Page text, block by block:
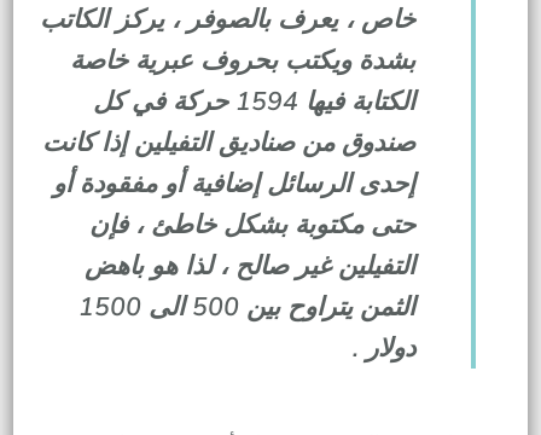
خاص ، يعرف بالصوفر ، يركز الكاتب
بشدة ويكتب بحروف عبرية خاصة
الكتابة فيها 1594 حركة في كل
صندوق من صناديق التفيلين إذا كانت
إحدى الرسائل إضافية أو مفقودة أو
حتى مكتوبة بشكل خاطئ ، فإن
التفيلين غير صالح ، لذا هو باهض
الثمن يتراوح بين 500 الى 1500
دولار .